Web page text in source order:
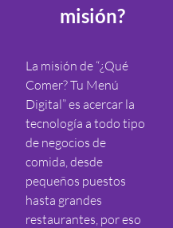
misión?
La misión de “¿Qué
Comer? Tu Menú
Digital” es acercar la
tecnología a todo tipo
de negocios de
comida, desde
pequeños puestos
hasta grandes
restaurantes, por eso